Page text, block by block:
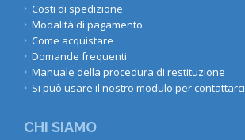
Costi di spedizione
Modalità di pagamento
Come acquistare
Domande frequenti
Manuale della procedura di restituzione
Si può usare il nostro modulo per contattarci
CHI SIAMO